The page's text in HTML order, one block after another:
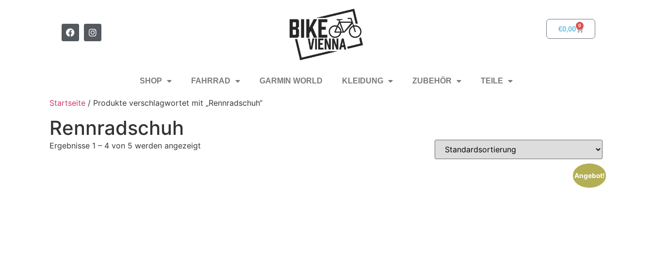
€0,00 0
SHOP FAHRRAD GARMIN WORLD KLEIDUNG ZUBEHÖR TEILE
Startseite / Produkte verschlagwortet mit „Rennradschuh“
Rennradschuh
Ergebnisse 1 – 4 von 5 werden angezeigt
Angebot!